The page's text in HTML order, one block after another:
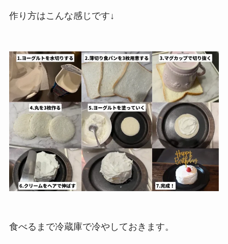
作り方はこんな感じです↓
食べるまで冷蔵庫で冷やしておきます。